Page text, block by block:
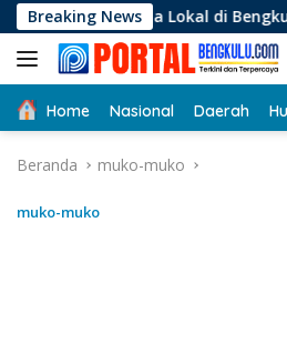
Langsung
ke
konten
Breaking News
Lokal di Bengkulu dengan
Home Nasional Daerah
Beranda muko-muko
muko-muko